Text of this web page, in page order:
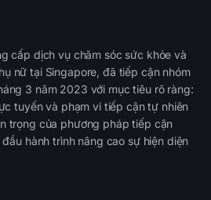
cấp dịch vụ chăm sóc sức khỏe và
nữ tại Singapore, đã tiếp cận nhóm
3 năm 2023 với mục tiêu rõ ràng:
tuyến và phạm vi tiếp cận tự nhiên
trọng của phương pháp tiếp cận
hành trình nâng cao sự hiện diện